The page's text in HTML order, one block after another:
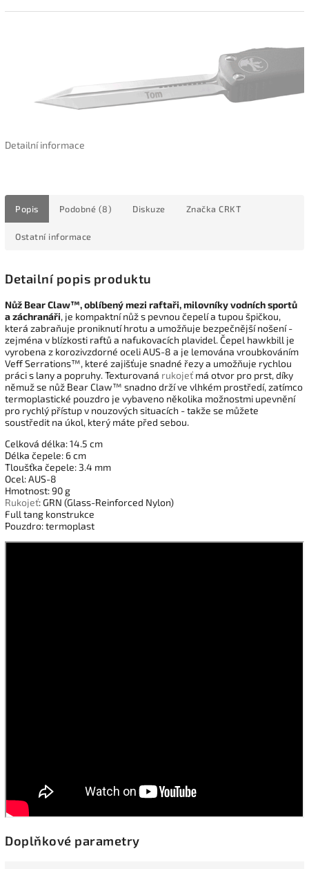
Detailní informace
Popis Podobné (8) Diskuze Značka CRKT
Ostatní informace
Detailní popis produktu
Nůž Bear Claw™, oblíbený mezi raftaři, milovníky vodních sportů
a záchranáři, je kompaktní nůž s pevnou čepelí a tupou špičkou,
která zabraňuje proniknutí hrotu a umožňuje bezpečnější nošení -
zejména v blízkosti raftů a nafukovacích plavidel. Čepel hawkbill je
vyrobena z korozivzdorné oceli AUS-8 a je lemována vroubkováním
Veff Serrations™, které zajišťuje snadné řezy a umožňuje rychlou
práci s lany a popruhy. Texturovaná rukojeť má otvor pro prst, díky
němuž se nůž Bear Claw™ snadno drží ve vlhkém prostředí, zatímco
termoplastické pouzdro je vybaveno několika možnostmi upevnění
pro rychlý přístup v nouzových situacích - takže se můžete
soustředit na úkol, který máte před sebou.
Celková délka: 14.5 cm
Délka čepele: 6 cm
Tloušťka čepele: 3.4 mm
Ocel: AUS-8
Hmotnost: 90 g
Rukojeť: GRN (Glass-Reinforced Nylon)
Full tang konstrukce
Pouzdro: termoplast
Doplňkové parametry